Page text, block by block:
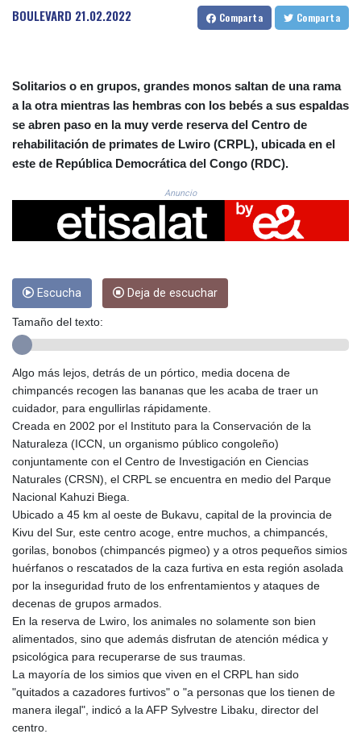
CRC 525.197761
CUC 1.152379
DJF 205.597417
DKK 7.475499
DOP 67.275332
DZD 153.346558
EGP 57.370946
ETB 186.347968
FJD 2.551309
FKP 0.856496
GGP 0.856496
GHS 13.570757
GMD 85.276242
GTQ 8.809317
GYD 241.539903
HKD 9.040442
HNL 30.944652
HRK 7.534482
HTG 150.95029
HUF 366.519917
ILS 3.465739
IMP 0.856496
INR 109.762882
IQD 1512.462949
IRR
ISK 142.411184
JEP 0.856496
JMD 183.008911
JOD 0.81702
JPY 182.503455
KES 149.119782
BOULEVARD 21.02.2022 Comparta Comparta
Solitarios o en grupos, grandes monos saltan de una rama
a la otra mientras las hembras con los bebés a sus espaldas
se abren paso en la muy verde reserva del Centro de
rehabilitación de primates de Lwiro (CRPL), ubicada en el
este de República Democrática del Congo (RDC).
Anuncio
Escucha Deja de escuchar
Tamaño del texto:
Algo más lejos, detrás de un pórtico, media docena de
chimpancés recogen las bananas que les acaba de traer un
cuidador, para engullirlas rápidamente.
Creada en 2002 por el Instituto para la Conservación de la
Naturaleza (ICCN, un organismo público congoleño)
conjuntamente con el Centro de Investigación en Ciencias
Naturales (CRSN), el CRPL se encuentra en medio del Parque
Nacional Kahuzi Biega.
Ubicado a 45 km al oeste de Bukavu, capital de la provincia de
Kivu del Sur, este centro acoge, entre muchos, a chimpancés,
gorilas, bonobos (chimpancés pigmeo) y a otros pequeños simios
huérfanos o rescatados de la caza furtiva en esta región asolada
por la inseguridad fruto de los enfrentamientos y ataques de
decenas de grupos armados.
En la reserva de Lwiro, los animales no solamente son bien
alimentados, sino que además disfrutan de atención médica y
psicológica para recuperarse de sus traumas.
La mayoría de los simios que viven en el CRPL han sido
"quitados a cazadores furtivos" o "a personas que los tienen de
manera ilegal", indicó a la AFP Sylvestre Libaku, director del
centro.